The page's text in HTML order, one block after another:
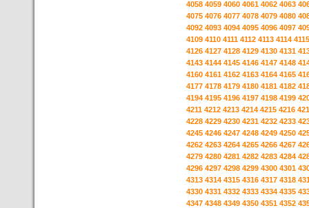
4058 4059 4060 4061 4062 4063
4075 4076 4077 4078 4079 4080
4092 4093 4094 4095 4096 4097
4109 4110 4111 4112 4113 4114 4115
4126 4127 4128 4129 4130 4131
4143 4144 4145 4146 4147 4148
4160 4161 4162 4163 4164 4165
4177 4178 4179 4180 4181 4182
4194 4195 4196 4197 4198 4199
4211 4212 4213 4214 4215 4216
4228 4229 4230 4231 4232 4233
4245 4246 4247 4248 4249 4250
4262 4263 4264 4265 4266 4267
4279 4280 4281 4282 4283 4284
4296 4297 4298 4299 4300 4301
4313 4314 4315 4316 4317 4318
4330 4331 4332 4333 4334 4335
4347 4348 4349 4350 4351 4352